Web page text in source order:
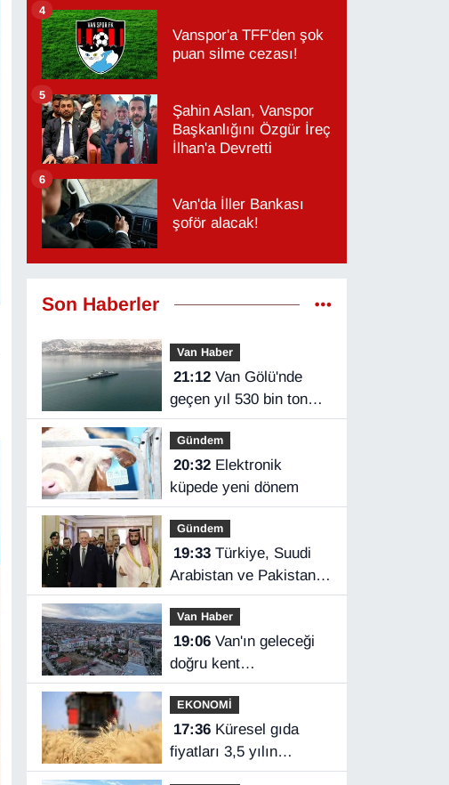
Vanspor'a TFF'den şok
puan silme cezası!
4
Şahin Aslan, Vanspor
Başkanlığını Özgür İreç
İlhan'a Devretti
5
Van'da İller Bankası
şoför alacak!
6
Son Haberler
Van Haber
21:12Van Gölü'nde
geçen yıl 530 bin ton
yük taşındı
Gündem
20:32Elektronik
küpede yeni dönem
Gündem
19:33Türkiye, Suudi
Arabistan ve Pakistan
üçlü savunma
anlaşması imzaladı
Van Haber
19:06Van'ın geleceği
doğru kent
planlamasında
EKONOMİ
17:36Küresel gıda
fiyatları 3,5 yılın
zirvesinde